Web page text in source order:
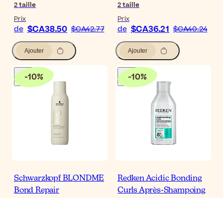
2taille
Prix
de $CA38.50 $CA42.77
Ajouter
2taille
Prix
de $CA36.21 $CA40.24
Ajouter
-10%
Schwarzkopf BLONDME
Bond Repair
-10%
Redken Acidic Bonding
Curls Après-Shampoing